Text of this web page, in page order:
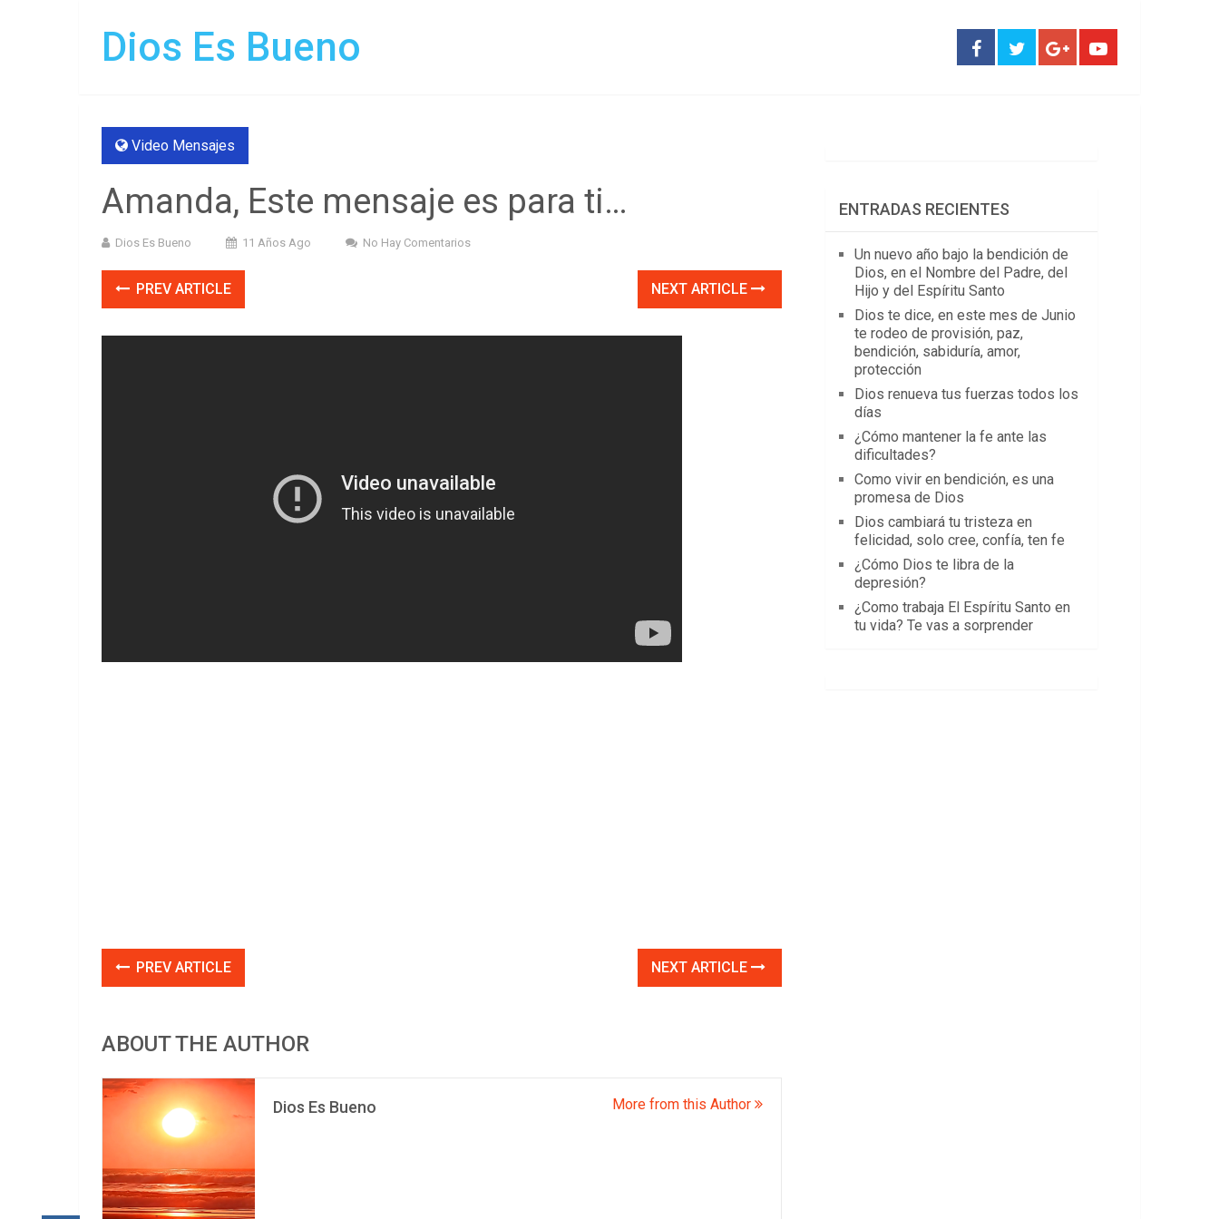
Dios Es Bueno
Video Mensajes
Amanda, Este mensaje es para ti…
Dios Es Bueno 11 Años Ago No Hay Comentarios
PREV ARTICLE NEXT ARTICLE
PREV ARTICLE NEXT ARTICLE
ABOUT THE AUTHOR
Dios Es Bueno More from this Author
ENTRADAS RECIENTES
Un nuevo año bajo la bendición de
Dios, en el Nombre del Padre, del
Hijo y del Espíritu Santo
Dios te dice, en este mes de Junio
te rodeo de provisión, paz,
bendición, sabiduría, amor,
protección
Dios renueva tus fuerzas todos los
días
¿Cómo mantener la fe ante las
dificultades?
Como vivir en bendición, es una
promesa de Dios
Dios cambiará tu tristeza en
felicidad, solo cree, confía, ten fe
¿Cómo Dios te libra de la
depresión?
¿Como trabaja El Espíritu Santo en
tu vida? Te vas a sorprender